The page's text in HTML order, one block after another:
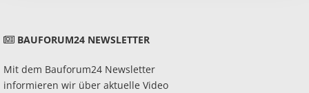
BAUFORUM24 NEWSLETTER
Mit dem Bauforum24 Newsletter
informieren wir über aktuelle Video